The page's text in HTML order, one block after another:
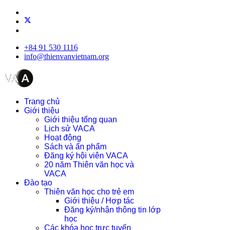
+84 91 530 1116
info@thienvanvietnam.org
Trang chủ
Giới thiệu
Giới thiệu tổng quan
Lịch sử VACA
Hoạt động
Sách và ấn phẩm
Đăng ký hội viên VACA
20 năm Thiên văn học và
VACA
Đào tạo
Thiên văn học cho trẻ em
Giới thiệu / Hợp tác
Đăng ký/nhận thông tin lớp
học
Các khóa học trực tuyến